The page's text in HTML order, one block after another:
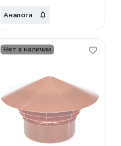
Аналоги
Нет в наличии